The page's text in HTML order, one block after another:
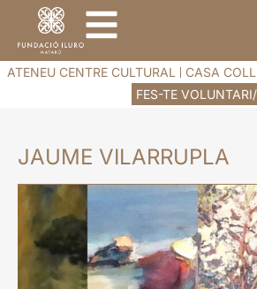
ATENEU CENTRE CULTURAL CASA
FES-TE
JAUME VILARRUPLA